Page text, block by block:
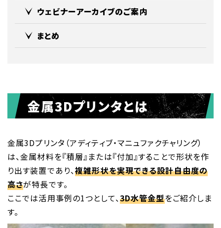
ウェビナーアーカイブのご案内
まとめ
金属3Dプリンタとは
金属3Dプリンタ（アディティブ・マニュファクチャリング）
は、金属材料を『積層』または『付加』することで形状を作
り出す装置であり、複雑形状を実現できる設計自由度の
高さが特長です。
ここでは活用事例の1つとして、3D水管金型をご紹介しま
す。